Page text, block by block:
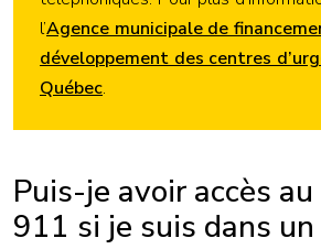
l’Agence municipale de
développement des centres
Québec.
Puis-je avoir accès
911 si je suis dans